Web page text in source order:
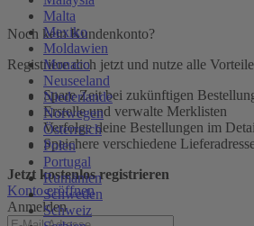
Malta
Mexiko
Moldawien
Monaco
Neuseeland
Niederlande
Norwegen
Österreich
Polen
Portugal
Rumänien
Schweden
Schweiz
Noch kein Kundenkonto?
Registriere dich jetzt und nutze alle
Spare Zeit bei zukünftigen
Erstelle und verwalte Merklisten
Verfolge deine Bestellungen im
Speichere verschiedene
Jetzt kostenlos registrieren
Konto eröffnen
Anmelden